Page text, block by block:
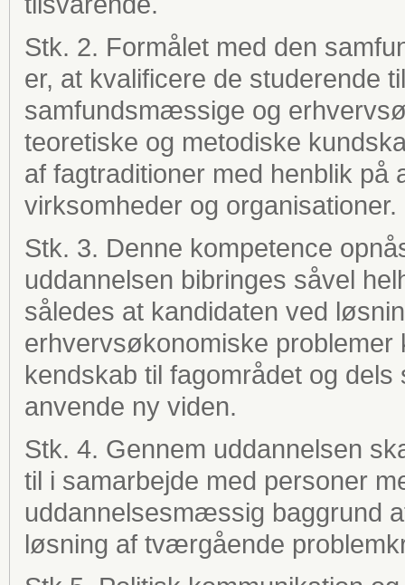
Stk. 2. Formålet med den
er, at kvalificere de studerende
samfundsmæssige og
teoretiske og metodiske
af fagtraditioner med henblik på
virksomheder og organisationer.
Stk. 3. Denne kompetence
uddannelsen bibringes såvel
således at kandidaten ved
erhvervsøkonomiske
kendskab til fagområdet og
anvende ny viden.
Stk. 4. Gennem uddannelsen
til i samarbejde med personer
uddannelsesmæssig baggrund
løsning af tværgående